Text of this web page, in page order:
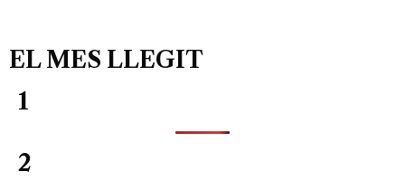
EL MES LLEGIT
1
2